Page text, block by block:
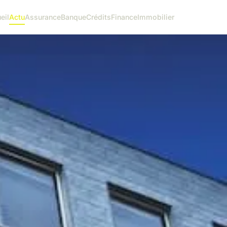
ActuAssuranceBanqueCréditsFinanceImmobilier